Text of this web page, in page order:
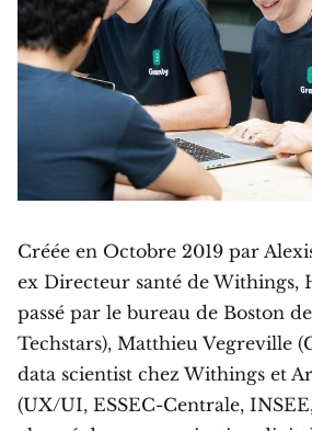
Créée en Octobre 2019 par
ex Directeur santé de Withings,
passé par le bureau de Boston
Techstars), Matthieu Vegreville
data scientist chez Withings et
(UX/UI, ESSEC-Centrale,